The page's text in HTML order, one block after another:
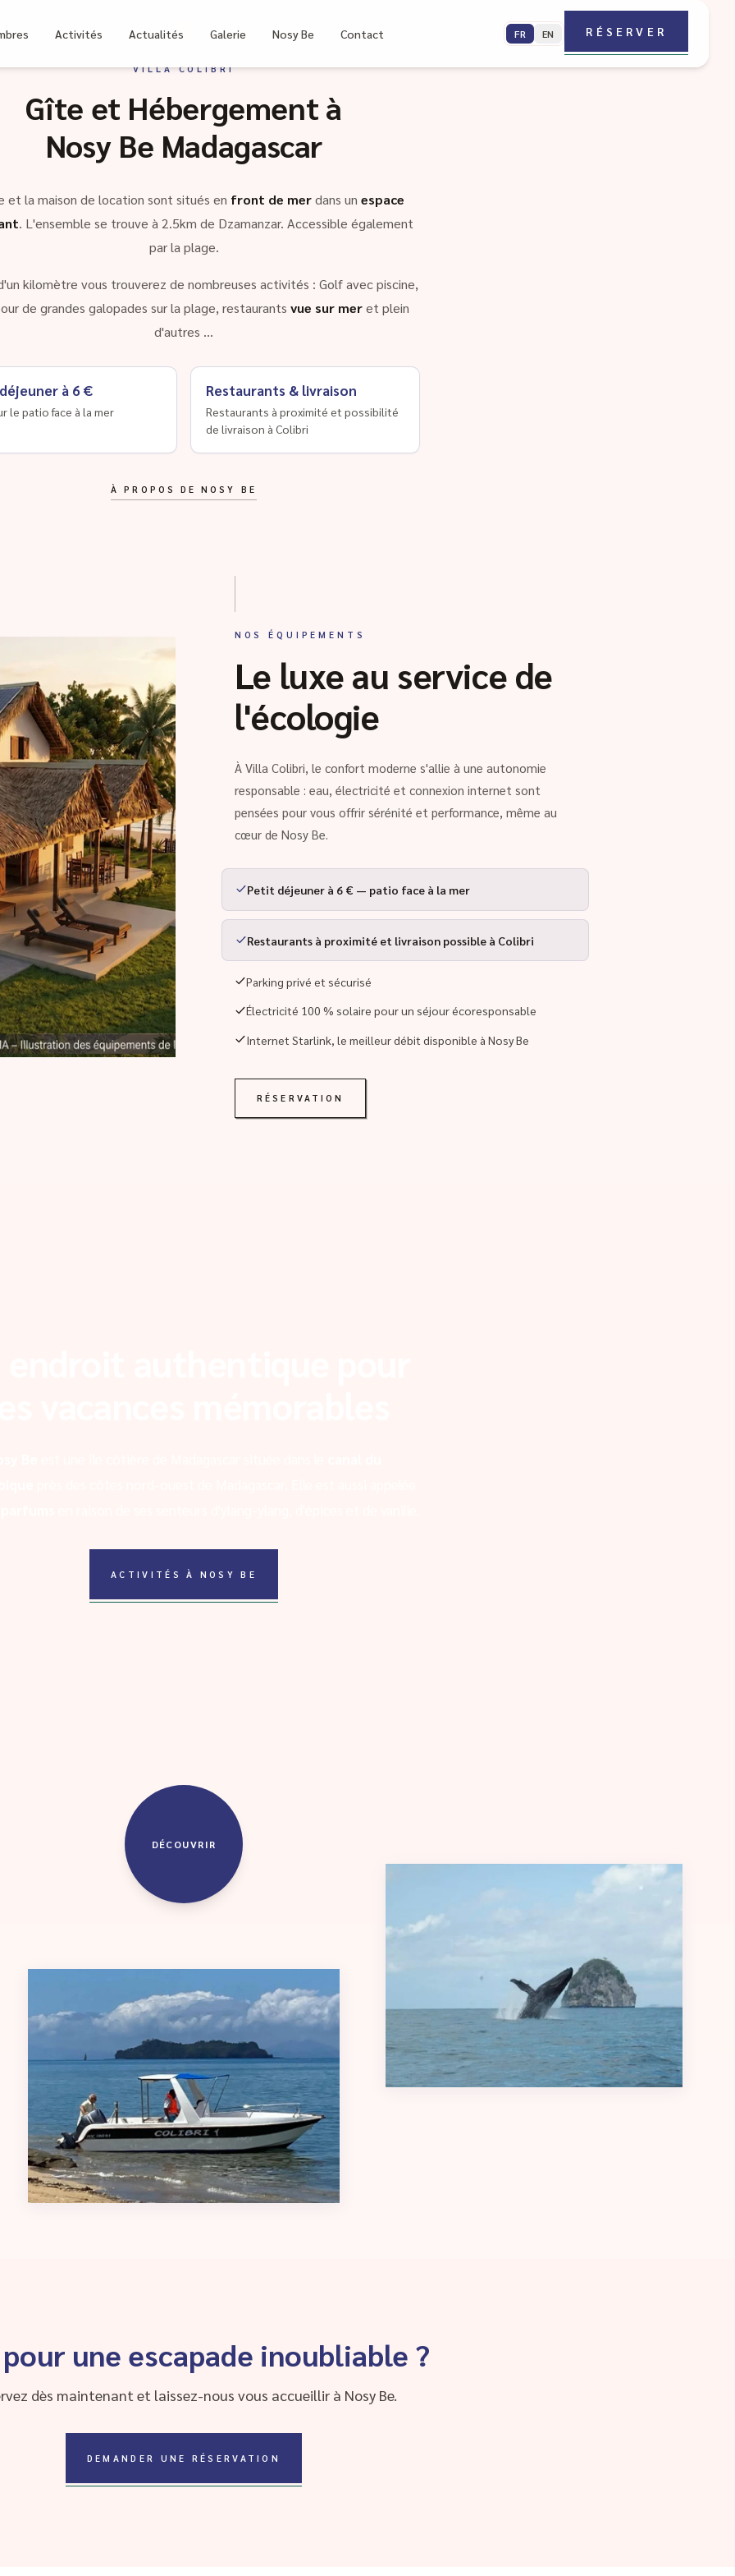
Activités Actualités Galerie Nosy Be Contact FR EN RÉSERVER
VILLA COLIBRI
Gîte et Hébergement à
Nosy Be Madagascar
et la maison de location sont situés en front de merdans un espace
. L'ensemble se trouve à 2.5km de Dzamanzar. Accessible également
par la plage.
kilomètre vous trouverez de nombreuses activités : Golf avec piscine,
de grandes galopades sur la plage, restaurants vue sur meret plein
d'autres …
à 6 €
le patio face à la mer
Restaurants & livraison
Restaurants à proximité et possibilité
de livraison à Colibri
À PROPOS DE NOSY BE
NOS ÉQUIPEMENTS
Le luxe au service de
l'écologie
À Villa Colibri, le confort moderne s'allie à une autonomie
responsable : eau, électricité et connexion internet sont
pensées pour vous offrir sérénité et performance, même au
cœur de Nosy Be.
Petit déjeuner à 6 € — patio face à la mer
Restaurants à proximité et livraison possible à Colibri
Parking privé et sécurisé
Électricité 100 % solaire pour un séjour écoresponsable
Internet Starlink, le meilleur débit disponible à Nosy Be
RÉSERVATION
ACTIVITÉS À NOSY BE
DÉCOUVRIR
une escapade inoubliable ?
dès maintenant et laissez-nous vous accueillir à Nosy Be.
DEMANDER UNE RÉSERVATION